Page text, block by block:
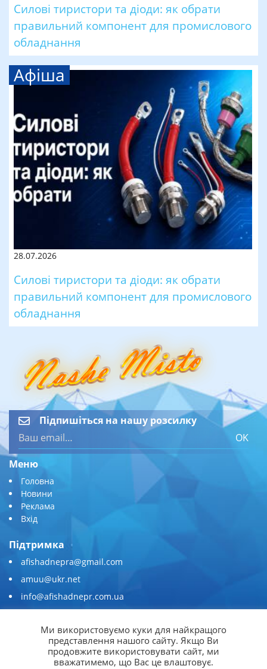
Силові тиристори та діоди: як обрати
правильний компонент для промислового
обладнання
Афіша
28.07.2026
Силові тиристори та діоди: як обрати
правильний компонент для промислового
обладнання
Підпишіться на нашу розсилку
OK
Меню
Головна
Новини
Реклама
Вхід
Підтримка
afishadnepra@gmail.com
amuu@ukr.net
info@afishadnepr.com.ua
Приєднуйтесь
Ми використовуємо куки для найкращого
представлення нашого сайту. Якщо Ви
продовжите використовувати сайт, ми
вважатимемо, що Вас це влаштовує.